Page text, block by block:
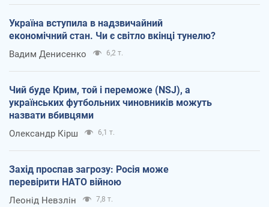
Україна вступила в надзвичайний
економічний стан. Чи є світло вкінці тунелю?
Вадим Денисенко 6,2 т.
Чий буде Крим, той і переможе (NSJ), а
українських футбольних чиновників можуть
назвати вбивцями
Олександр Кірш 6,1 т.
Захід проспав загрозу: Росія може
перевірити НАТО війною
Леонід Невзлін 7,8 т.